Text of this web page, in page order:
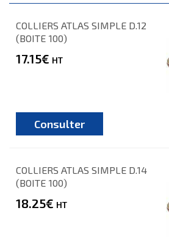
COLLIERS ATLAS SIMPLE D.12
(BOITE 100)
17.15€ HT
Consulter
COLLIERS ATLAS SIMPLE D.14
(BOITE 100)
18.25€ HT